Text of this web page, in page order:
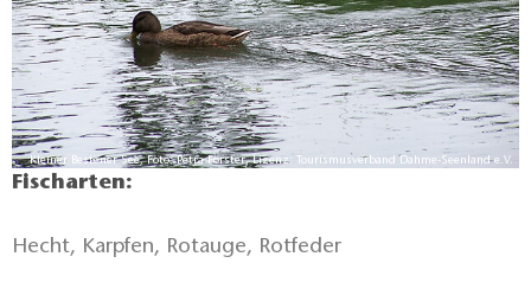
Kleiner Bestener See, Foto: Petra Förster, Lizenz: Tourismusverband Dahme-Seenland e.V.
Fischarten:
Hecht, Karpfen, Rotauge, Rotfeder